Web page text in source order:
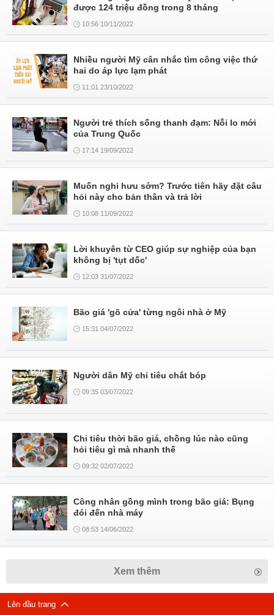
được 124 triệu đồng trong 8 tháng
10:56 10/11/2022
Nhiều người Mỹ cân nhắc tìm công việc thứ
hai do áp lực lạm phát
11:01 23/10/2022
Người trẻ thích sống thanh đạm: Nỗi lo mới
của Trung Quốc
17:14 19/09/2022
Muốn nghỉ hưu sớm? Trước tiên hãy đặt câu
hỏi này cho bản thân và trả lời
10:08 11/09/2022
Lời khuyên từ CEO giúp sự nghiệp của bạn
không bị 'tụt dốc'
12:03 31/07/2022
Bão giá 'gõ cửa' từng ngôi nhà ở Mỹ
15:31 04/07/2022
Người dân Mỹ chi tiêu chắt bóp
09:35 03/07/2022
Chi tiêu thời bão giá, chồng lúc nào cũng
hỏi tiêu gì mà nhanh thế
09:32 02/07/2022
Công nhân gồng mình trong bão giá: Bụng
đói đến nhà máy
08:53 14/06/2022
Xem thêm
Lên đầu trang